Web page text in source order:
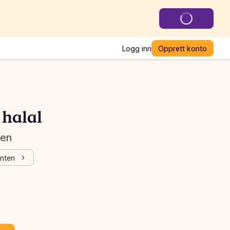
Logg inn Opprett konto